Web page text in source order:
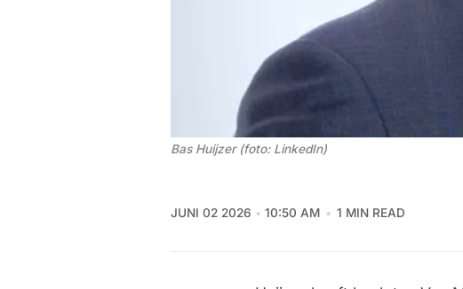
Bas Huijzer (foto: LinkedIn)
JUNI 02 2026 10:50 AM 1 MIN READ